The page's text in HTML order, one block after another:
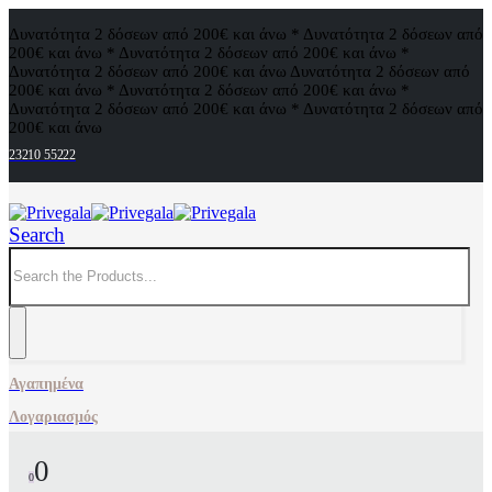
Δυνατότητα 2 δόσεων από 200€ και άνω * Δυνατότητα 2 δόσεων από
200€ και άνω * Δυνατότητα 2 δόσεων από 200€ και άνω *
Δυνατότητα 2 δόσεων από 200€ και άνω Δυνατότητα 2 δόσεων από
200€ και άνω * Δυνατότητα 2 δόσεων από 200€ και άνω *
Δυνατότητα 2 δόσεων από 200€ και άνω * Δυνατότητα 2 δόσεων από
200€ και άνω
23210 55222
Search
Αγαπημένα
Λογαριασμός
00